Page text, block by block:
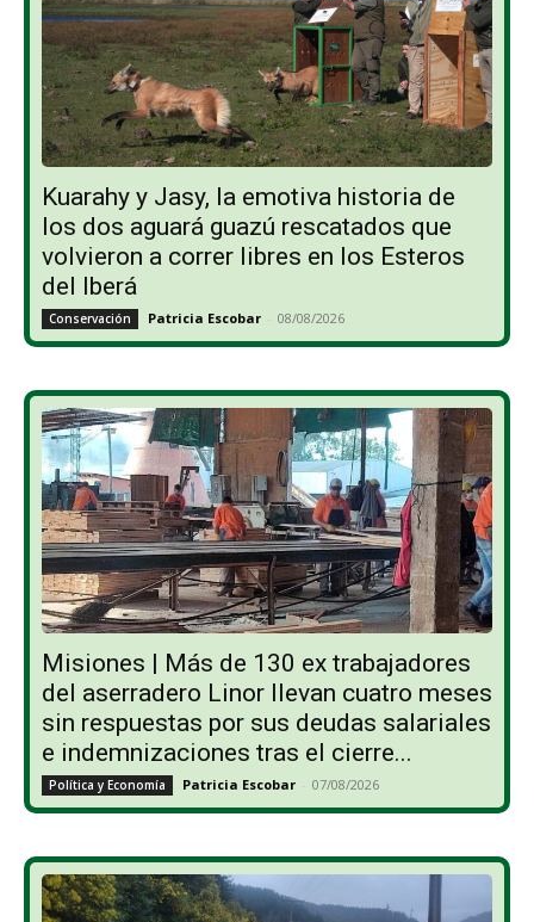
Kuarahy y Jasy, la emotiva historia de
los dos aguará guazú rescatados que
volvieron a correr libres en los Esteros
del Iberá
Conservación Patricia Escobar - 08/08/2026
Misiones | Más de 130 ex trabajadores
del aserradero Linor llevan cuatro meses
sin respuestas por sus deudas salariales
e indemnizaciones tras el cierre...
Política y Economía Patricia Escobar - 07/08/2026